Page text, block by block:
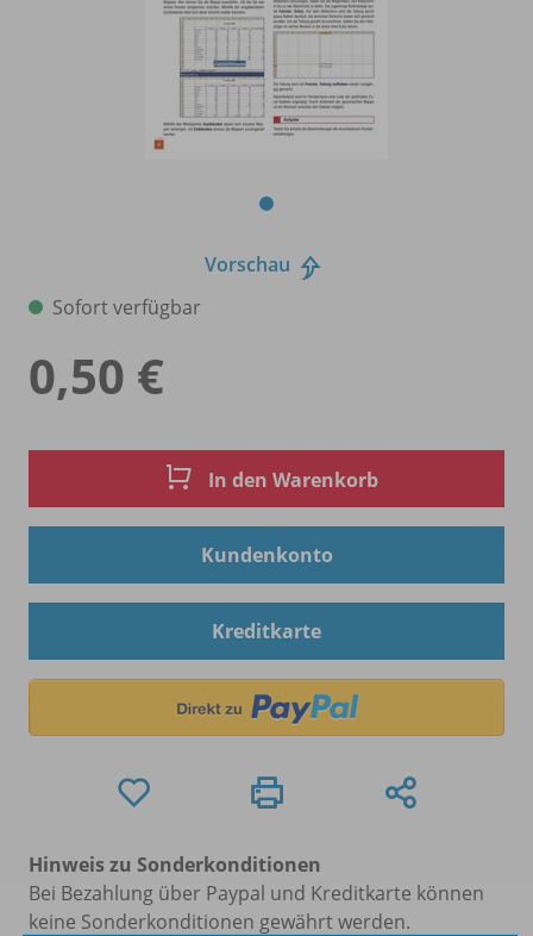
Vorschau
Sofort verfügbar
0,50 €
In den Warenkorb
Kundenkonto
Kreditkarte
Hinweis zu Sonderkonditionen
Bei Bezahlung über Paypal und Kreditkarte können
keine Sonderkonditionen gewährt werden.